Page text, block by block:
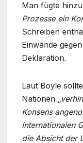
Man fügte
Prozesse ein
Schreiben
Einwände
Deklaration.
Laut Boyle
Nationen
Konsens
internationalen
die Absicht der